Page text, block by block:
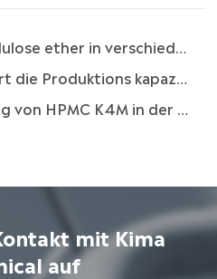
in verschiedenen Bereichen
kapazität von Methyl cellulose
HPMC K4M in der Medizin
mit Kima
auf